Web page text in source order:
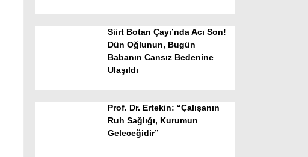
Siirt Botan Çayı’nda Acı Son!
Dün Oğlunun, Bugün
Babanın Cansız Bedenine
Ulaşıldı
Prof. Dr. Ertekin: “Çalışanın
Ruh Sağlığı, Kurumun
Geleceğidir”